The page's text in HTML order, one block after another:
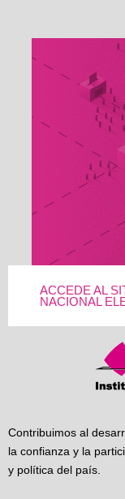
ACCEDE AL
NACIONAL
Contribuimos al
la confianza y la
y política del país.